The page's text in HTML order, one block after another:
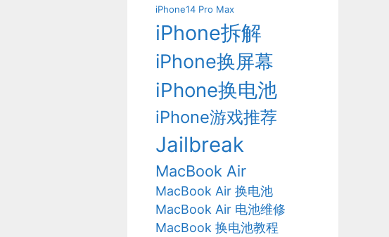
iPhone14 Pro Max
iPhone拆解
iPhone换屏幕
iPhone换电池
iPhone游戏推荐
Jailbreak
MacBook Air
MacBook Air 换电池
MacBook Air 电池维修
MacBook 换电池教程